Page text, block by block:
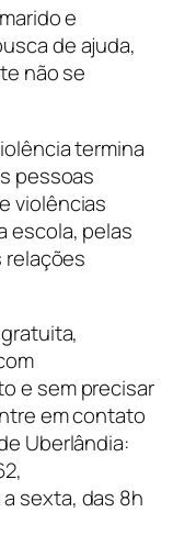
e
de ajuda,
não se
termina
pessoas
violências
escola, pelas
relações
e sem precisar
em contato
Uberlândia:
sexta, das 8h